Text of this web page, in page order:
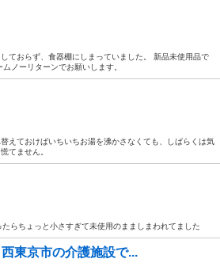
ておらず、食器棚にしまっていました。 新品未使用品で
ノーリターンでお願いします。
えておけばいちいちお湯を沸かさなくても、しばらくは気
てません。
らちょっと小さすぎて未使用のまましまわれてました
東京市の介護施設で...